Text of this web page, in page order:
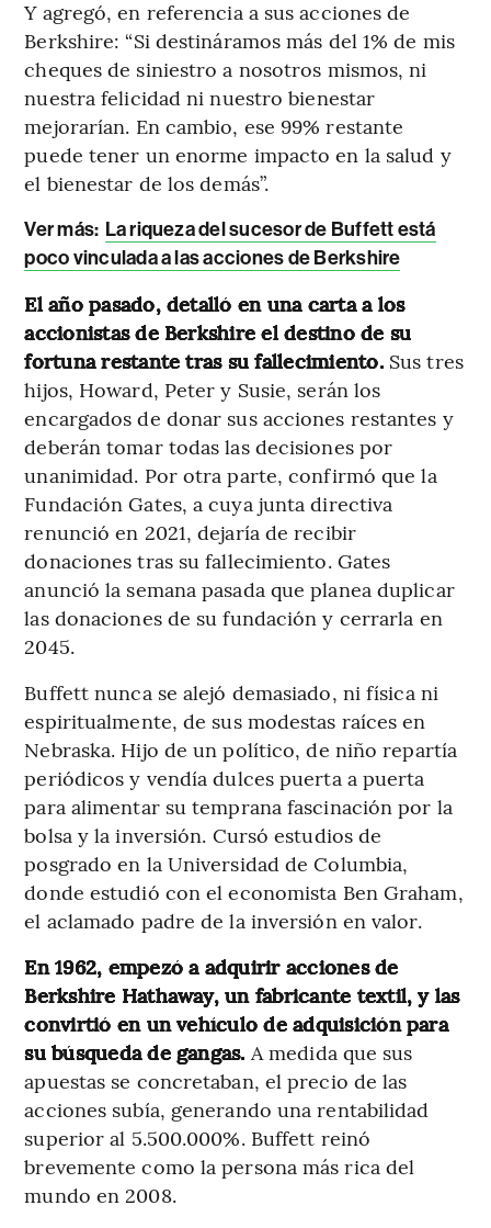
Y agregó, en referencia a sus acciones de
Berkshire: “Si destináramos más del 1% de mis
cheques de siniestro a nosotros mismos, ni
nuestra felicidad ni nuestro bienestar
mejorarían. En cambio, ese 99% restante
puede tener un enorme impacto en la salud y
el bienestar de los demás”.
Ver más: La riqueza del sucesor de Buffett está
poco vinculada a las acciones de Berkshire
El año pasado, detalló en una carta a los
accionistas de Berkshire el destino de su
fortuna restante tras su fallecimiento. Sus tres
hijos, Howard, Peter y Susie, serán los
encargados de donar sus acciones restantes y
deberán tomar todas las decisiones por
unanimidad. Por otra parte, confirmó que la
Fundación Gates, a cuya junta directiva
renunció en 2021, dejaría de recibir
donaciones tras su fallecimiento. Gates
anunció la semana pasada que planea duplicar
las donaciones de su fundación y cerrarla en
2045.
Buffett nunca se alejó demasiado, ni física ni
espiritualmente, de sus modestas raíces en
Nebraska. Hijo de un político, de niño repartía
periódicos y vendía dulces puerta a puerta
para alimentar su temprana fascinación por la
bolsa y la inversión. Cursó estudios de
posgrado en la Universidad de Columbia,
donde estudió con el economista Ben Graham,
el aclamado padre de la inversión en valor.
En 1962, empezó a adquirir acciones de
Berkshire Hathaway, un fabricante textil, y las
convirtió en un vehículo de adquisición para
su búsqueda de gangas. A medida que sus
apuestas se concretaban, el precio de las
acciones subía, generando una rentabilidad
superior al 5.500.000%. Buffett reinó
brevemente como la persona más rica del
mundo en 2008.